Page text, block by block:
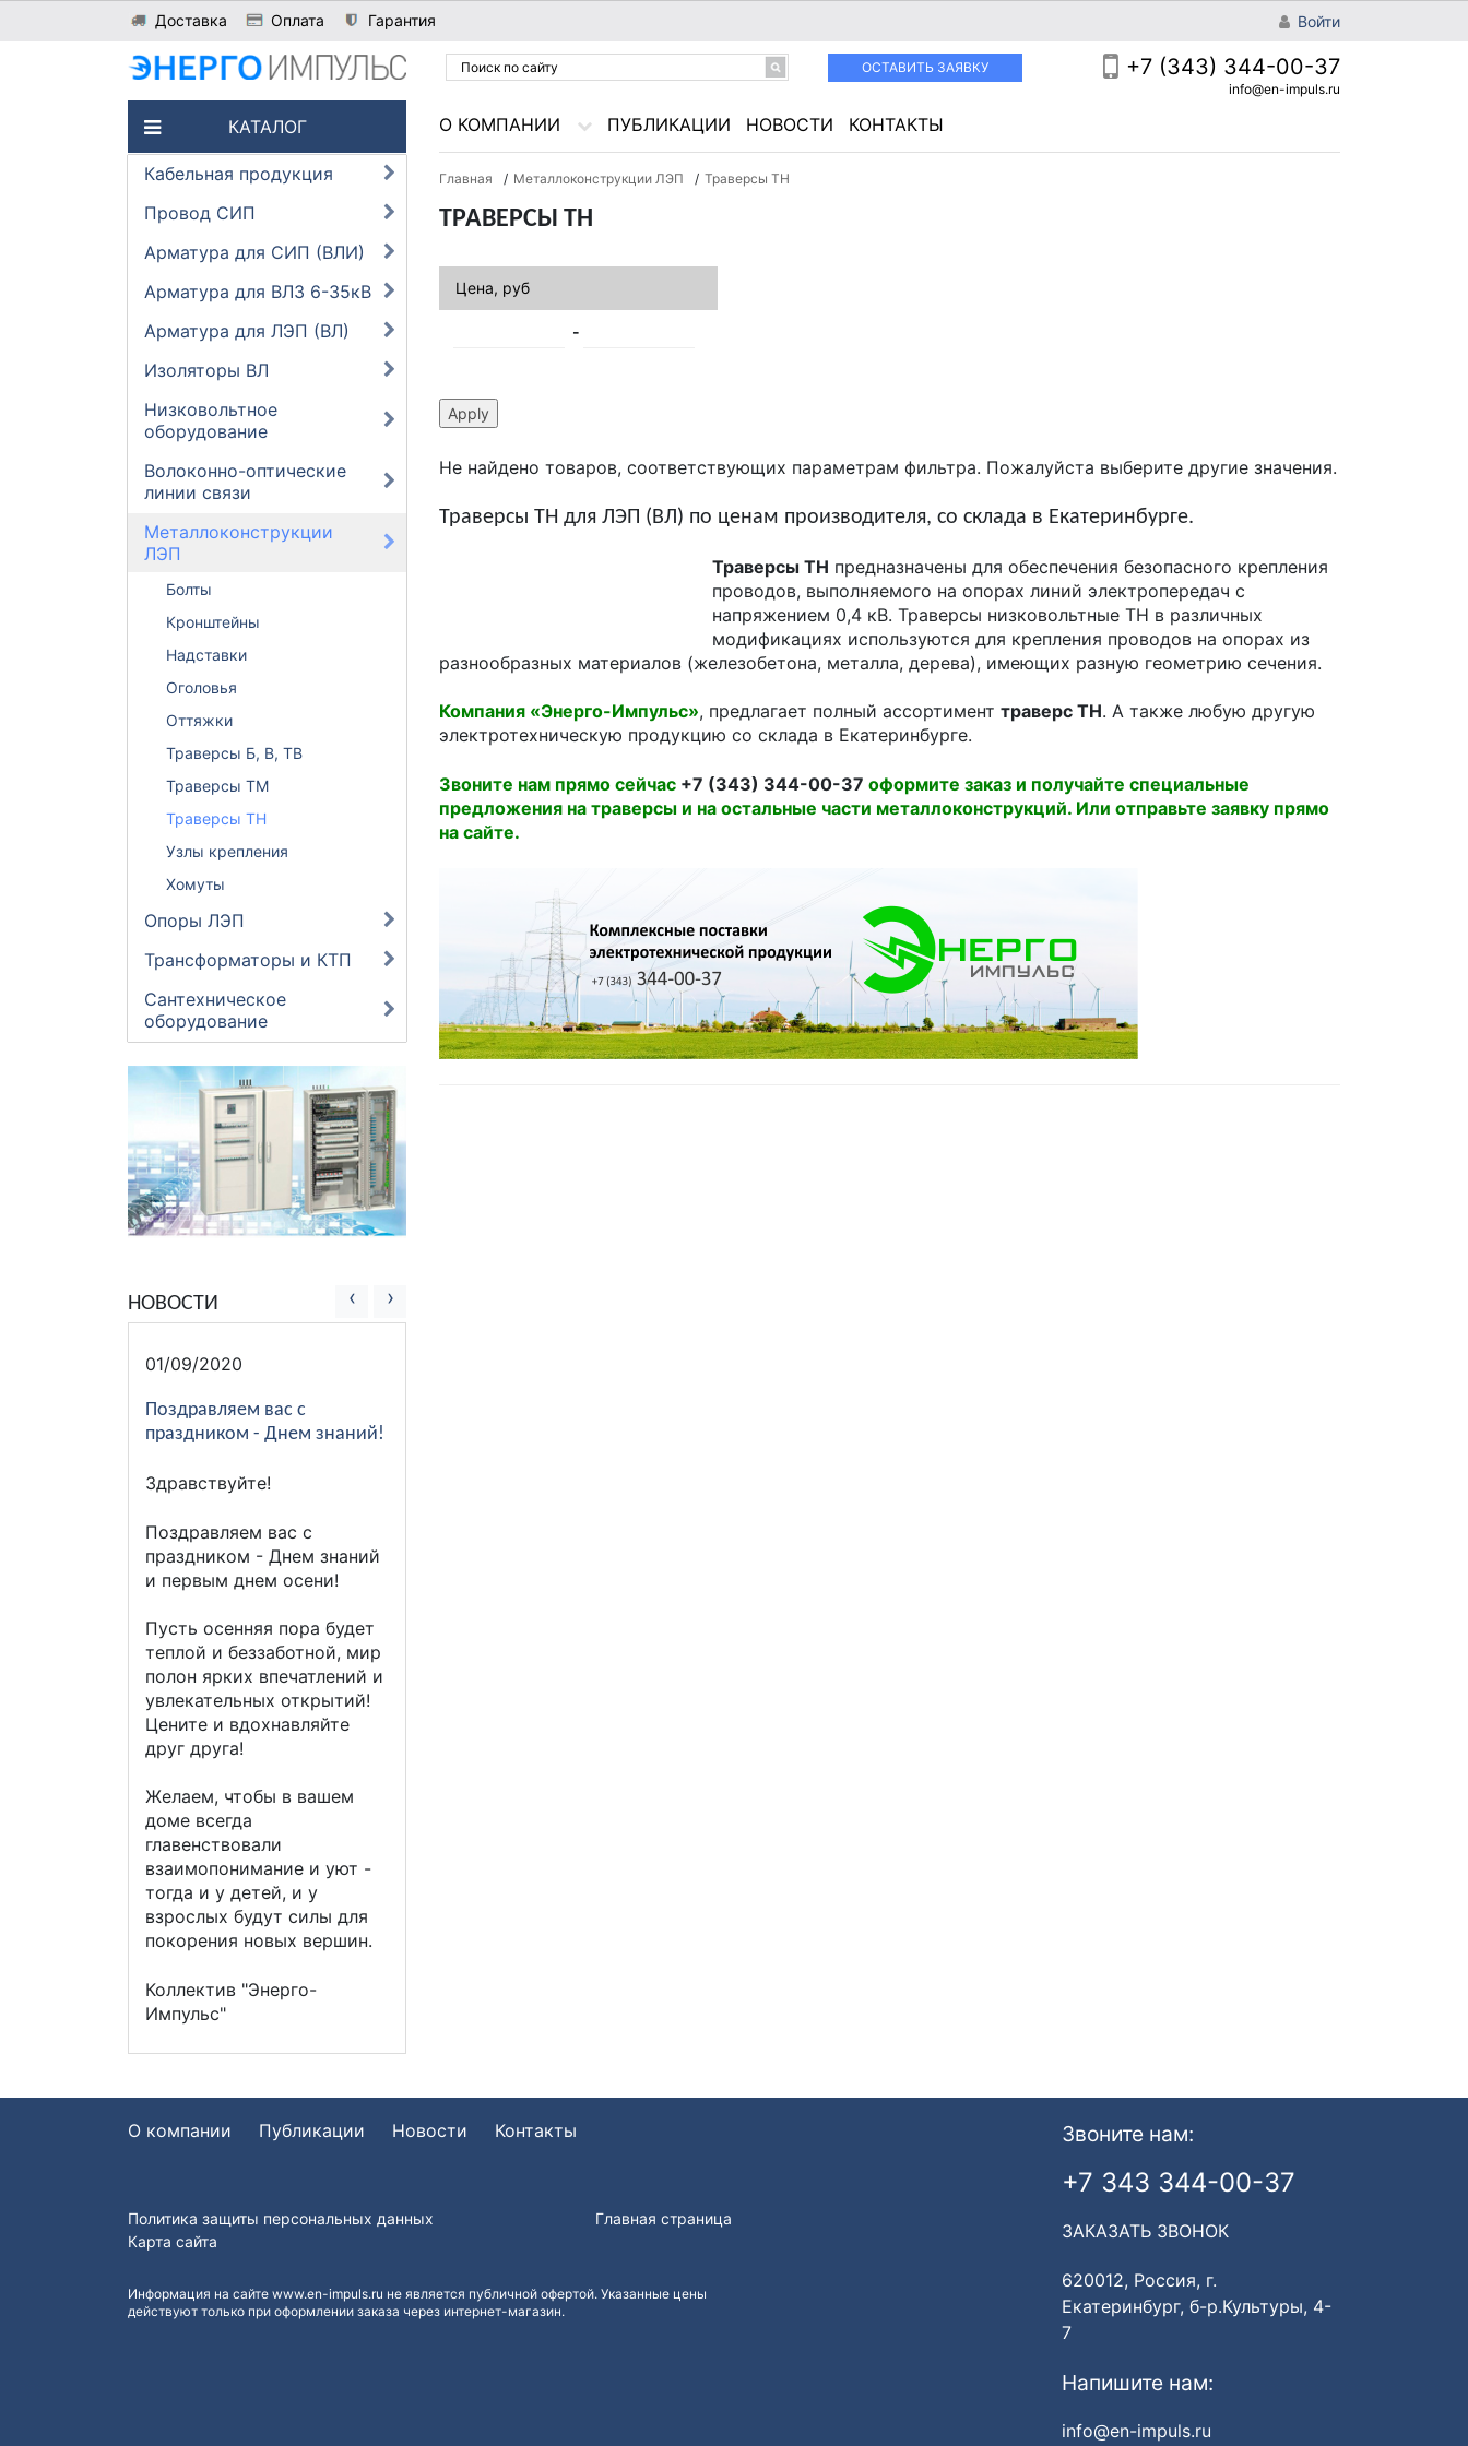
Доставка Оплата Гарантия Войти
ОСТАВИТЬ ЗАЯВКУ +7 (343) 344-00-37
info@en-impuls.ru
КАТАЛОГ О КОМПАНИИ ПУБЛИКАЦИИ НОВОСТИ КОНТАКТЫ
Кабельная продукция
Провод СИП
Арматура для СИП (ВЛИ)
Арматура для ВЛЗ 6-35кВ
Арматура для ЛЭП (ВЛ)
Изоляторы ВЛ
Низковольтное
оборудование
Волоконно-оптические
линии связи
Металлоконструкции
ЛЭП
Болты
Кронштейны
Надставки
Оголовья
Оттяжки
Траверсы Б, В, ТВ
Траверсы ТМ
Траверсы ТН
Узлы крепления
Хомуты
Опоры ЛЭП
Трансформаторы и КТП
Сантехническое
оборудование
НОВОСТИ
01/09/2020
Поздравляем вас с
праздником - Днем знаний!
Здравствуйте!
Поздравляем вас с
праздником - Днем знаний
и первым днем осени!
Пусть оcенняя пора будет
теплой и беззаботной, мир
полон ярких впечатлений и
увлекательных открытий!
Цените и вдохнавляйте
друг друга!
Желаем, чтобы в вашем
доме всегда
главенствовали
взаимопонимание и уют -
тогда и у детей, и у
взрослых будут силы для
покорения новых вершин.
Коллектив "Энерго-
Импульс"
‹ ›
Главная / Металлоконструкции ЛЭП / Траверсы ТН
ТРАВЕРСЫ ТН
Цена, руб
Не найдено товаров, соответствующих параметрам фильтра. Пожалуйста выберите другие значения.
Траверсы ТН для ЛЭП (ВЛ) по ценам производителя, со склада в Екатеринбурге.
Траверсы ТН предназначены для обеспечения безопасного крепления
проводов, выполняемого на опорах линий электропередач с
напряжением 0,4 кВ. Траверсы низковольтные ТН в различных
модификациях используются для крепления проводов на опорах из
разнообразных материалов (железобетона, металла, дерева), имеющих разную геометрию сечения.
Компания «Энерго-Импульс», предлагает полный ассортимент траверс ТН. А также любую другую
электротехническую продукцию со склада в Екатеринбурге.
Звоните нам прямо сейчас +7 (343) 344-00-37 оформите заказ и получайте специальные
предложения на траверсы и на остальные части металлоконструкций. Или отправьте заявку прямо
на сайте.
О компании Публикации Новости Контакты
Политика защиты персональных данных
Карта сайта
Главная страница
Информация на сайте www.en-impuls.ru не является публичной офертой. Указанные цены
действуют только при оформлении заказа через интернет-магазин.
Звоните нам:
+7 343 344-00-37
ЗАКАЗАТЬ ЗВОНОК
620012, Россия, г.
Екатеринбург, б-р.Культуры, 4-
7
Напишите нам:
info@en-impuls.ru